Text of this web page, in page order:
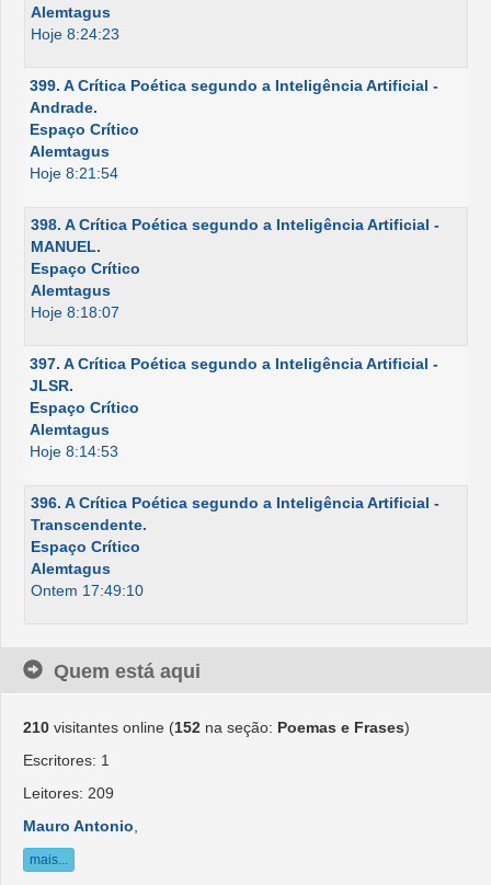
Alemtagus
Hoje 8:24:23
399. A Crítica Poética segundo a Inteligência Artificial -
Andrade.
Espaço Crítico
Alemtagus
Hoje 8:21:54
398. A Crítica Poética segundo a Inteligência Artificial -
MANUEL.
Espaço Crítico
Alemtagus
Hoje 8:18:07
397. A Crítica Poética segundo a Inteligência Artificial -
JLSR.
Espaço Crítico
Alemtagus
Hoje 8:14:53
396. A Crítica Poética segundo a Inteligência Artificial -
Transcendente.
Espaço Crítico
Alemtagus
Ontem 17:49:10
Quem está aqui
210 visitantes online (152 na seção: Poemas e Frases)
Escritores: 1
Leitores: 209
Mauro Antonio
mais...